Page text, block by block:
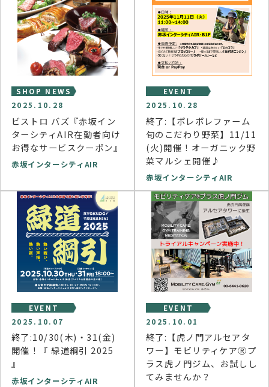
SHOP NEWS
2025.10.28
ビストロ バズ『赤坂イン
ターシティAIR在勤者向け
お得なサービスクーポン』
赤坂インターシティAIR
EVENT
2025.10.28
終了:【ポレポレファーム
旬のこだわり野菜】11/11
(火)開催！オーガニック野
菜マルシェ開催♪
赤坂インターシティAIR
EVENT
2025.10.07
終了:10/30(木)・31(金)
開催！『 緑道綱引 2025
』
赤坂インターシティAIR
EVENT
2025.10.01
終了:【虎ノ門アルセアタ
ワー】モビリティケアⓇプ
ラス虎ノ門ジム、お試しし
てみませんか？